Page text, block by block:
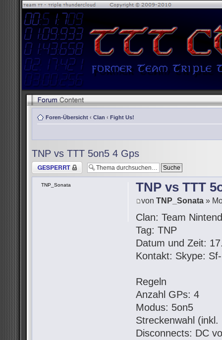
Foren-Übersicht ‹ Clan ‹ Fight Us!
TNP vs TTT 5on5 4 Gps
Thema gesperrt
TNP vs TTT
vonTNP_Sonata »
Clan: Team
Tag: TNP
Datum und Zeit:
Kontakt: Skype:
Regeln
Anzahl GPs: 4
Modus: 5on5
Streckenwahl
Disconnects: DC
TNP_Sonata